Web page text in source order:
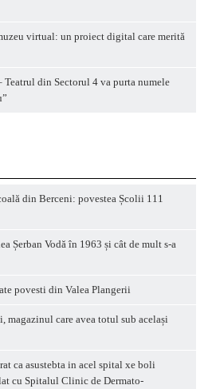
virtual: un proiect digital care merită
Teatrul din Sectorul 4 va purta numele
din Berceni: povestea Școlii 111
Șerban Vodă în 1963 și cât de mult s-a
povesti din Valea Plangerii
magazinul care avea totul sub același
ca asustebta in acel spital xe boli
cu Spitalul Clinic de Dermato-